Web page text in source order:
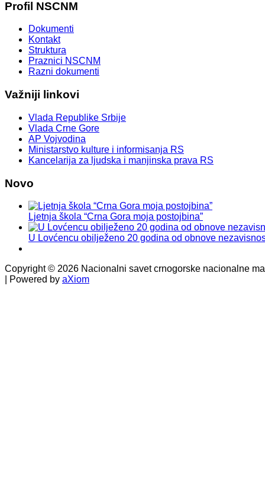
Profil NSCNM
Dokumenti
Kontakt
Struktura
Praznici NSCNM
Razni dokumenti
Važniji linkovi
Vlada Republike Srbije
Vlada Crne Gore
AP Vojvodina
Ministarstvo kulture i informisanja RS
Kancelarija za ljudska i manjinska prava RS
Novo
Ljetnja škola “Crna Gora moja postojbina”
U Lovćencu obilježeno 20 godina od obnove
Copyright © 2026 Nacionalni savet crnogorske nacionalne
| Powered by aXiom